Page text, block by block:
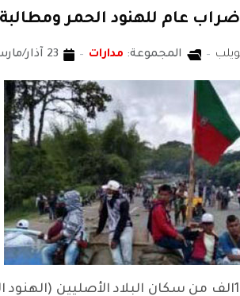
عام للهنود الحمر
المجموعة: مدارات 23 آذار/مارس 2019
شارك قرابة 12الف من سكان البلاد